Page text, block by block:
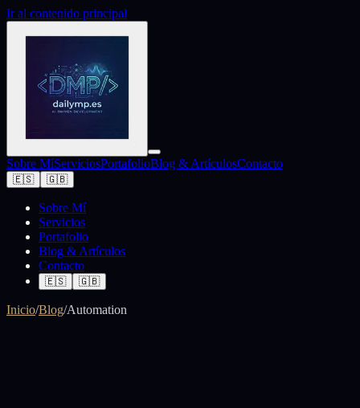
Ir al contenido principal
Sobre MíServiciosPortafolioBlog & ArtículosContacto
🇪🇸 🇬🇧
Sobre Mí
Servicios
Portafolio
Blog & Artículos
Contacto
🇪🇸 🇬🇧
Inicio/Blog/Automation